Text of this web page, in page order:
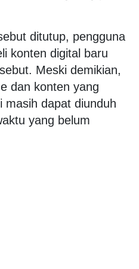
ditutup, pengguna
konten digital baru
Meski demikian,
dan konten yang
masih dapat diunduh
yang belum